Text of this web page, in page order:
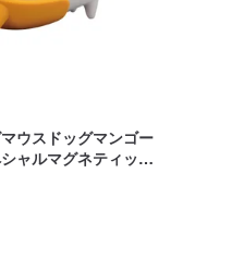
ウスドッグマンゴー
ャルマグネティック